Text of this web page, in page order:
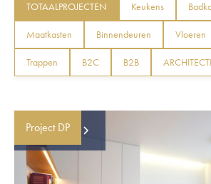
TOTAALPROJECTEN Keukens
Maatkasten Binnendeuren Vloeren
Trappen B2C B2B
Bekijk meer
Project DP